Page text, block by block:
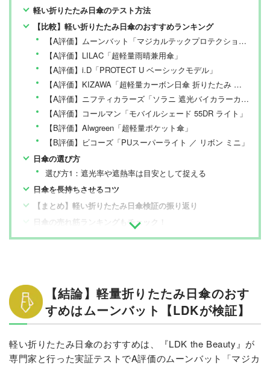
軽い折りたたみ日傘のテスト方法
【比較】軽い折りたたみ日傘のおすすめランキング
【A評価】ムーンバット「マジカルテックプロテクション Slim 55」
【A評価】LILAC「超軽量雨晴兼用傘」
【A評価】i.D「PROTECT U ベーシックモデル」
【A評価】KIZAWA「超軽量カーボン日傘 折りたたみ 晴雨兼用 UVest～aero～」
【A評価】ニフティカラーズ「ソラニ 遮光バイカラーカーボン軽量ミニ50」
【A評価】コールマン「モバイルシェード 55DR ライト」
【B評価】Alwgreen「超軽量ポケット傘」
【B評価】ビコーズ「PUスーパーライト ／ リボン ミニ」
日傘の選び方
選び方1：遮光率や遮熱率は目安として捉える
日傘を長持ちさせるコツ
【まとめ】軽い折りたたみ日傘検証の振り返り
日傘の売れ筋ランキングもチェック！
【結論】軽量折りたたみ日傘のおす
すめはムーンバット【LDKが検証】
軽い折りたたみ日傘のおすすめは、『LDK the Beauty』が
専門家と行った実証テストでA評価のムーンバット「マジカ